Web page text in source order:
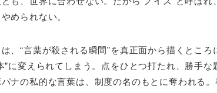
められない。
、“言葉が殺される瞬間”を真正面から描くとこ
”に変えられてしまう。点をひとつ打たれ、勝手
ナの私的な言葉は、制度の名のもとに奪われる